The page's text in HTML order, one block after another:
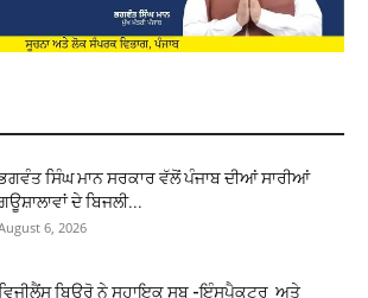
ਸਿੰਘ ਮਾਨ ਸਰਕਾਰ ਵੱਲੋਂ ਪੰਜਾਬ ਦੀਆਂ ਸਾਰੀਆਂ
ਦੇ ਬਿਜਲੀ...
6, 2026
ਬਿਊਰੋ ਨੇ ਸਹਾਇਕ ਸਬ -ਇੰਸਪੈਕਟਰ ਅਤੇ